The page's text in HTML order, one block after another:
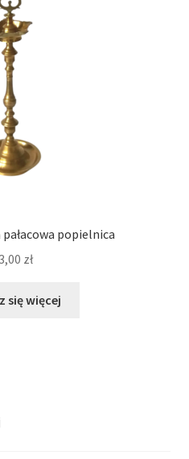
popielnica
zł
się więcej